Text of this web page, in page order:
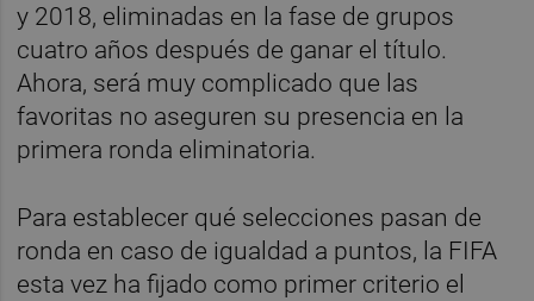
y 2018, eliminadas en la fase de grupos
cuatro años después de ganar el título.
Ahora, será muy complicado que las
favoritas no aseguren su presencia en la
primera ronda eliminatoria.
Para establecer qué selecciones pasan de
ronda en caso de igualdad a puntos, la FIFA
esta vez ha fijado como primer criterio el